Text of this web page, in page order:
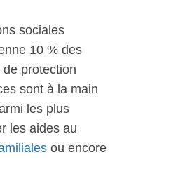
sociales
10 % des
protection
sont à la main
les plus
les aides au
ou encore